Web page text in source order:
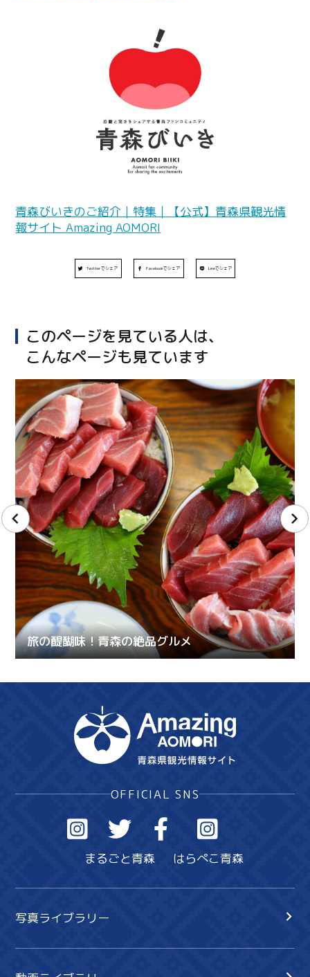
青森びいきのご紹介｜特集｜【公式】青森県観光情
報サイト Amazing AOMORI
Twitterでシェア Facebookでシェア Lineでシェア
このページを見ている人は、
こんなページも見ています
旅の醍醐味！青森の絶品グルメ
OFFICIAL SNS
まるごと青森 はらぺこ青森
写真ライブラリー